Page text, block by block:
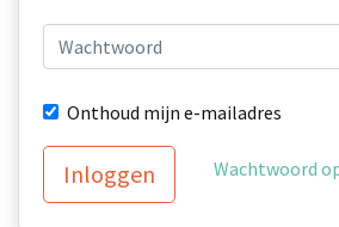
Onthoud mijn e-mailadres
Inloggen Wachtwoord